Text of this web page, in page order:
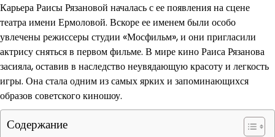
Карьера Раисы Рязановой началась с ее появления на сцене
театра имени Ермоловой. Вскоре ее именем были особо
увлечены режиссеры студии «Мосфильм», и они пригласили
актрису сняться в первом фильме. В мире кино Раиса Рязанова
засияла, оставив в наследство неувядающую красоту и легкость
игры. Она стала одним из самых ярких и запоминающихся
образов советского киношоу.
Содержание